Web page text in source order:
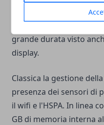
autofocus. Altra piccola
1500 Mah, dalla quale
grande durata visto
display.
Classica la gestione
presenza dei sensori di
il wifi e l'HSPA. In linea
GB di memoria interna